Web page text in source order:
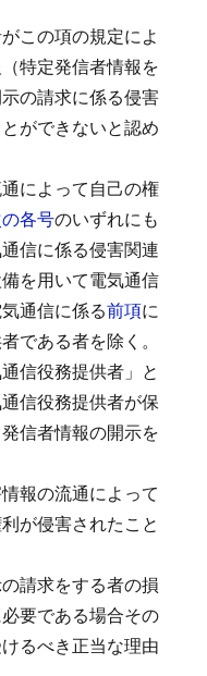
この項の規定によ
特定発信者情報を
の請求に係る侵害
ができないと認め
によって自己の権
各号のいずれにも
信に係る侵害関連
を用いて電気通信
通信に係る前項に
である者を除く。
信役務提供者」と
信役務提供者が保
信者情報の開示を
報の流通によって
が侵害されたこと
請求をする者の損
要である場合その
るべき正当な理由